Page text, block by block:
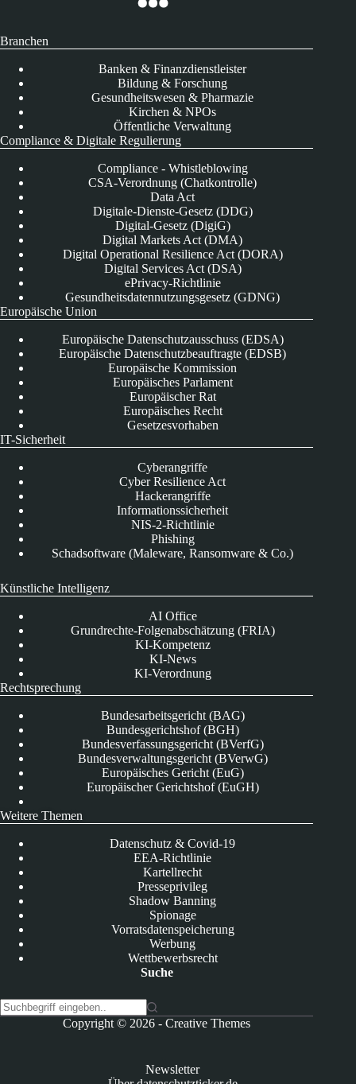
Branchen
Banken & Finanzdienstleister
Bildung & Forschung
Gesundheitswesen & Pharmazie
Kirchen & NPOs
Öffentliche Verwaltung
Compliance & Digitale Regulierung
Compliance - Whistleblowing
CSA-Verordnung (Chatkontrolle)
Data Act
Digitale-Dienste-Gesetz (DDG)
Digital-Gesetz (DigiG)
Digital Markets Act (DMA)
Digital Operational Resilience Act (DORA)
Digital Services Act (DSA)
ePrivacy-Richtlinie
Gesundheitsdatennutzungsgesetz (GDNG)
Europäische Union
Europäische Datenschutzausschuss (EDSA)
Europäische Datenschutzbeauftragte (EDSB)
Europäische Kommission
Europäisches Parlament
Europäischer Rat
Europäisches Recht
Gesetzesvorhaben
IT-Sicherheit
Cyberangriffe
Cyber Resilience Act
Hackerangriffe
Informationssicherheit
NIS-2-Richtlinie
Phishing
Schadsoftware (Maleware, Ransomware & Co.)
Künstliche Intelligenz
AI Office
Grundrechte-Folgenabschätzung (FRIA)
KI-Kompetenz
KI-News
KI-Verordnung
Rechtsprechung
Bundesarbeitsgericht (BAG)
Bundesgerichtshof (BGH)
Bundesverfassungsgericht (BVerfG)
Bundesverwaltungsgericht (BVerwG)
Europäisches Gericht (EuG)
Europäischer Gerichtshof (EuGH)
Weitere Themen
Datenschutz & Covid-19
EEA-Richtlinie
Kartellrecht
Presseprivileg
Shadow Banning
Spionage
Vorratsdatenspeicherung
Werbung
Wettbewerbsrecht
Suche
Copyright © 2026 -Creative Themes
Newsletter